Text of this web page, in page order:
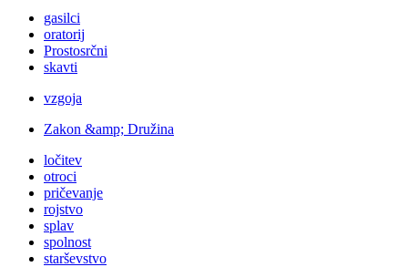
gasilci
oratorij
Prostosrčni
skavti
vzgoja
Zakon &amp; Družina
ločitev
otroci
pričevanje
rojstvo
splav
spolnost
starševstvo